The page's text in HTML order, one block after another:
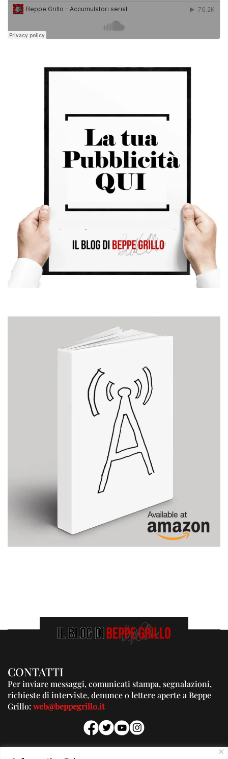
CONTATTI
Per inviare messaggi, comunicati stampa, segnalazioni,
richieste di interviste, denunce o lettere aperte a Beppe
Grillo:web@beppegrillo.it